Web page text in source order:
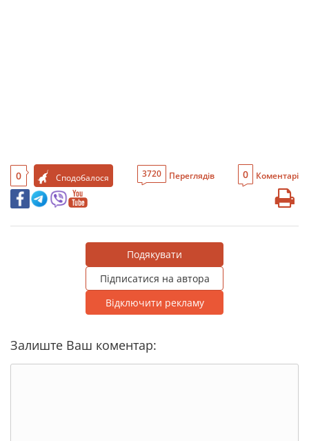
0 Сподобалося 3720 Переглядів 0 Коментарі
Подякувати
Підписатися на автора
Відключити рекламу
Залиште Ваш коментар: